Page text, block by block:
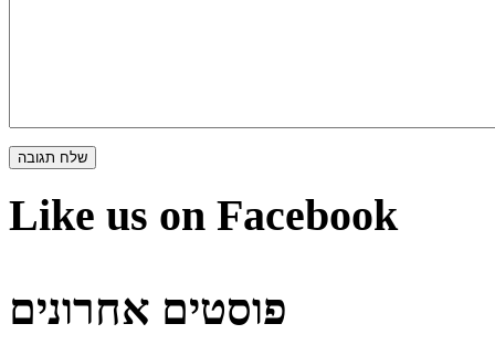
Like us on Facebook
פוסטים אחרונים